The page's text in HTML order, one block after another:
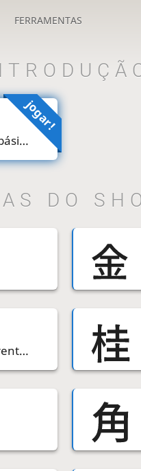
FERRAMENTAS
jogar!
Vamos aprender alguns conceitos básicos.
DO
O general de prata se move para frente ou diagonalmente para trás.